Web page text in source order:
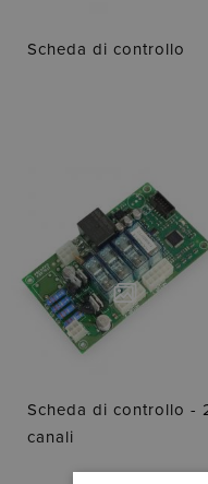
Scheda di controllo
Scheda di controllo -
canali